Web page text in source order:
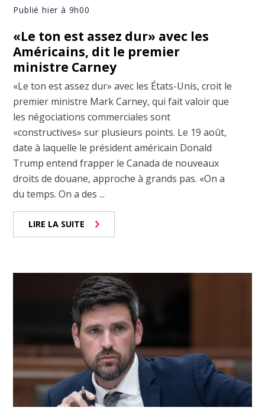
Publié hier à 9h00
«Le ton est assez dur» avec les
Américains, dit le premier
ministre Carney
«Le ton est assez dur» avec les États-Unis, croit le
premier ministre Mark Carney, qui fait valoir que
les négociations commerciales sont
«constructives» sur plusieurs points. Le 19 août,
date à laquelle le président américain Donald
Trump entend frapper le Canada de nouveaux
droits de douane, approche à grands pas. «On a
du temps. On a des ...
LIRE LA SUITE